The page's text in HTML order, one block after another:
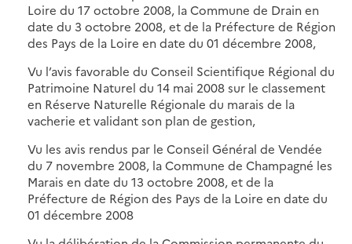
Loire du 17 octobre 2008, la Commune de Drain en
date du 3 octobre 2008, et de la Préfecture de Région
des Pays de la Loire en date du 01 décembre 2008,
Vu l’avis favorable du Conseil Scientifique Régional du
Patrimoine Naturel du 14 mai 2008 sur le classement
en Réserve Naturelle Régionale du marais de la
vacherie et validant son plan de gestion,
Vu les avis rendus par le Conseil Général de Vendée
du 7 novembre 2008, la Commune de Champagné les
Marais en date du 13 octobre 2008, et de la
Préfecture de Région des Pays de la Loire en date du
01 décembre 2008